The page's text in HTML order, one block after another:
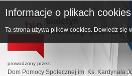
prowadzony przez:
Dom Pomocy Społecznej im. Ks. Kardynała
Informacje o plikach cookies
Ta strona używa plików cookies. Dowiedz się